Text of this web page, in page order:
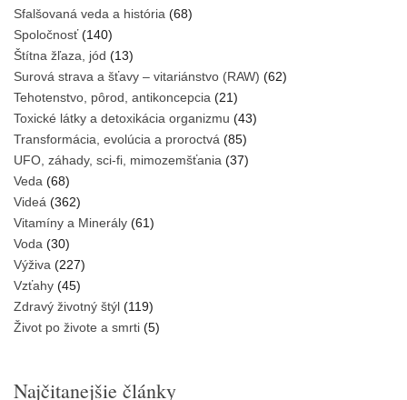
Sfalšovaná veda a história (68)
Spoločnosť(140)
Štítna žľaza, jód (13)
Surová strava a šťavy – vitariánstvo (RAW) (62)
Tehotenstvo, pôrod, antikoncepcia (21)
Toxické látky a detoxikácia organizmu (43)
Transformácia, evolúcia a proroctvá (85)
UFO, záhady, sci-fi, mimozemšťania (37)
Veda (68)
Videá (362)
Vitamíny a Minerály (61)
Voda (30)
Výživa (227)
Vzťahy (45)
Zdravý životný štýl (119)
Život po živote a smrti (5)
Najčitanejšie články